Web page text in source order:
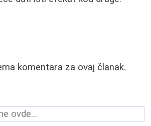
komentara za ovaj članak.